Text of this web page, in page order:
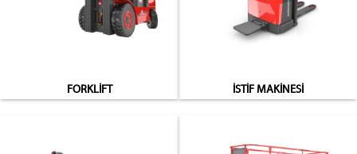
FORKLİFT İSTİF MAKİNESİ